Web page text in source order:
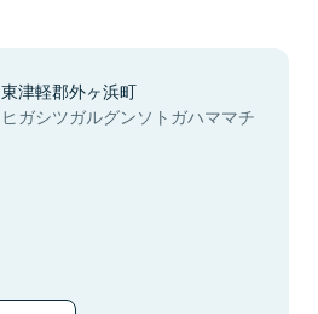
東津軽郡外ヶ浜町
ヒガシツガルグンソトガハママチ